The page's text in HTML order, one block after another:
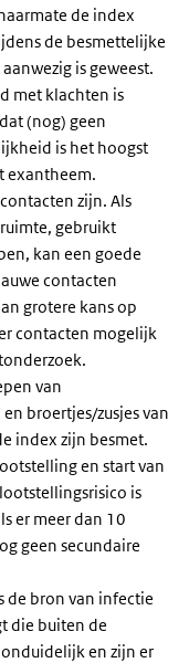
de index
de besmettelijke
is geweest.
met klachten is
(nog) geen
is het hoogst
exantheem.
zijn. Als
gebruikt
kan een goede
contacten
grotere kans op
contacten mogelijk
van
broertjes/zusjes van
index zijn besmet.
en start van
is
er meer dan 10
geen secundaire
de bron van infectie
die buiten de
en zijn er